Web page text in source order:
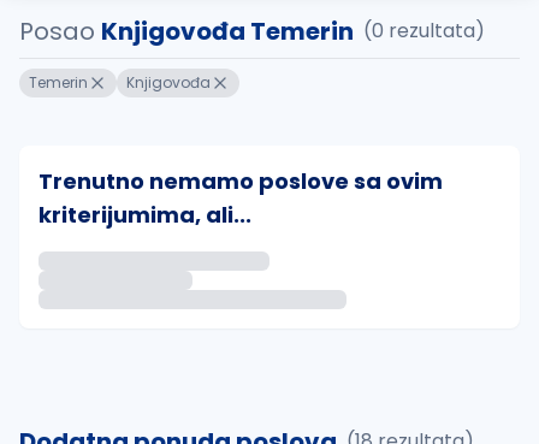
Posao Knjigovođa Temerin (0 rezultata)
Temerin Knjigovođa
Trenutno nemamo poslove sa ovim
kriterijumima, ali...